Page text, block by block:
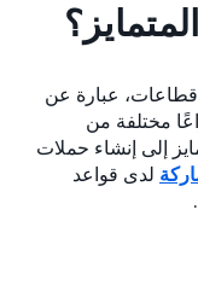
قطاعات، عبارة عن
مختلفة من
إلى إنشاء حملات
لدى قواعد